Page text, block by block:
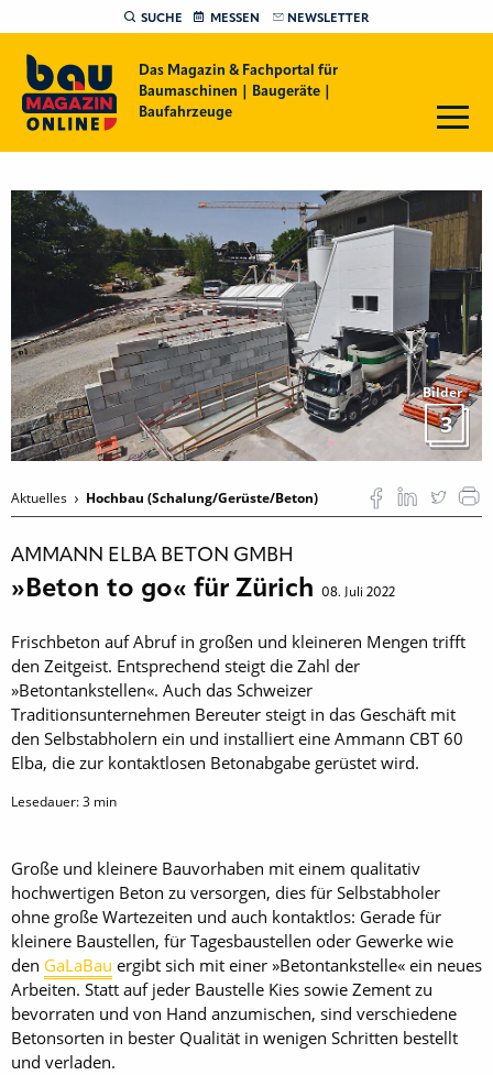
SUCHE MESSEN NEWSLETTER
Das Magazin & Fachportal für
Baumaschinen | Baugeräte |
Baufahrzeuge
Bilder
3
Aktuelles Hochbau (Schalung/Gerüste/Beton)
AMMANN ELBA BETON GMBH
»Beton to go« für Zürich 08. Juli 2022
Frischbeton auf Abruf in großen und kleineren Mengen trifft
den Zeitgeist. Entsprechend steigt die Zahl der
»Betontankstellen«. Auch das Schweizer
Traditionsunternehmen Bereuter steigt in das Geschäft mit
den Selbstabholern ein und installiert eine Ammann CBT 60
Elba, die zur kontaktlosen Betonabgabe gerüstet wird.
Lesedauer:3 min
Große und kleinere Bauvorhaben mit einem qualitativ
hochwertigen Beton zu versorgen, dies für Selbstabholer
ohne große Wartezeiten und auch kontaktlos: Gerade für
kleinere Baustellen, für Tagesbaustellen oder Gewerke wie
den GaLaBau ergibt sich mit einer »Betontankstelle« ein neues
Arbeiten. Statt auf jeder Baustelle Kies sowie Zement zu
bevorraten und von Hand anzumischen, sind verschiedene
Betonsorten in bester Qualität in wenigen Schritten bestellt
und verladen.